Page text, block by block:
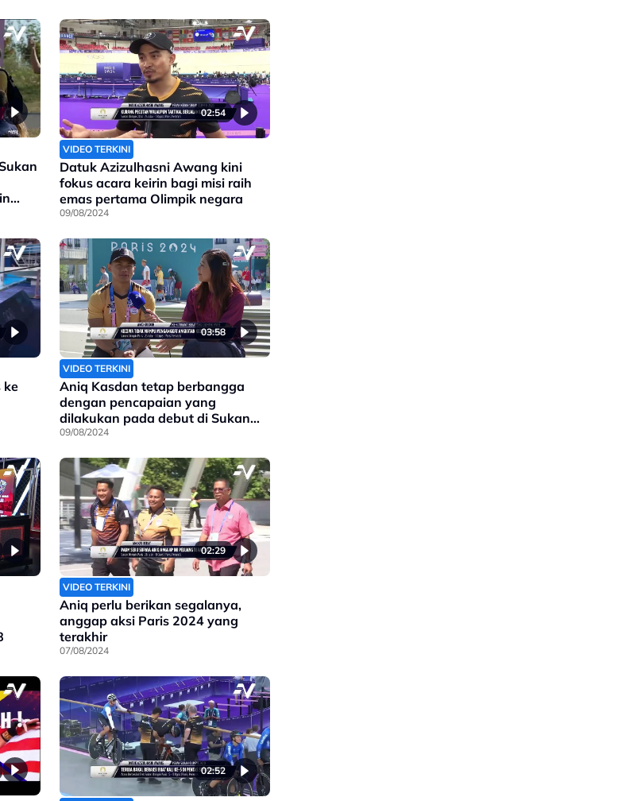
02:54
VIDEO TERKINI
Datuk Azizulhasni Awang kini
fokus acara keirin bagi misi raih
emas pertama Olimpik negara
09/08/2024
ke
03:58
VIDEO TERKINI
Aniq Kasdan tetap berbangga
dengan pencapaian yang
dilakukan pada debut di Sukan
Olimpik
09/08/2024
02:29
VIDEO TERKINI
Aniq perlu berikan segalanya,
anggap aksi Paris 2024 yang
terakhir
07/08/2024
02:52